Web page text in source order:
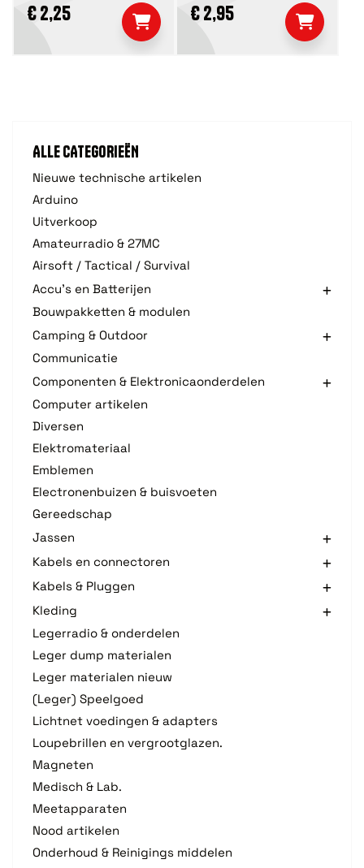
ALLE CATEGORIEËN
Nieuwe technische artikelen
Arduino
Uitverkoop
Amateurradio & 27MC
Airsoft / Tactical / Survival
Accu's en Batterijen
Bouwpakketten & modulen
Camping & Outdoor
Communicatie
Componenten & Elektronicaonderdelen
Computer artikelen
Diversen
Elektromateriaal
Emblemen
Electronenbuizen & buisvoeten
Gereedschap
Jassen
Kabels en connectoren
Kabels & Pluggen
Kleding
Legerradio & onderdelen
Leger dump materialen
Leger materialen nieuw
(Leger) Speelgoed
Lichtnet voedingen & adapters
Loupebrillen en vergrootglazen.
Magneten
Medisch & Lab.
Meetapparaten
Nood artikelen
Onderhoud & Reinigings middelen
€ 2,25 € 2,95